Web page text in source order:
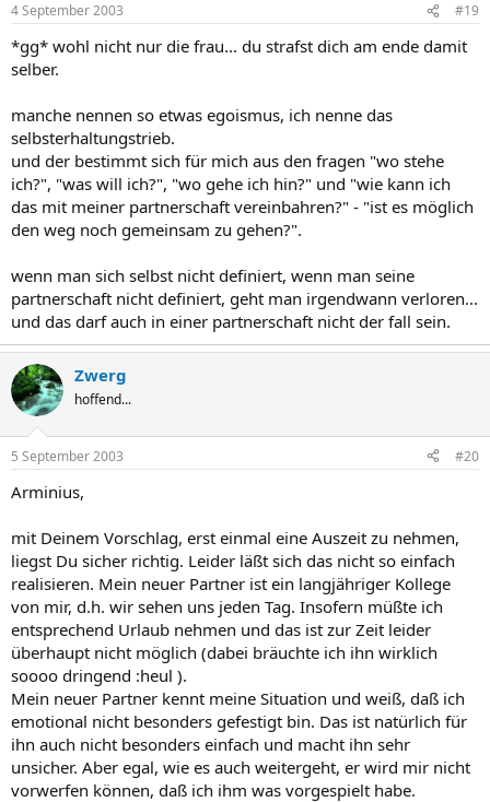
4 September 2003 #19
*gg* wohl nicht nur die frau... du strafst dich am ende damit
selber.
manche nennen so etwas egoismus, ich nenne das
selbsterhaltungstrieb.
und der bestimmt sich für mich aus den fragen "wo stehe
ich?", "was will ich?", "wo gehe ich hin?" und "wie kann ich
das mit meiner partnerschaft vereinbahren?" - "ist es möglich
den weg noch gemeinsam zu gehen?".
wenn man sich selbst nicht definiert, wenn man seine
partnerschaft nicht definiert, geht man irgendwann verloren...
und das darf auch in einer partnerschaft nicht der fall sein.
Zwerg
hoffend...
5 September 2003 #20
Arminius,
mit Deinem Vorschlag, erst einmal eine Auszeit zu nehmen,
liegst Du sicher richtig. Leider läßt sich das nicht so einfach
realisieren. Mein neuer Partner ist ein langjähriger Kollege
von mir, d.h. wir sehen uns jeden Tag. Insofern müßte ich
entsprechend Urlaub nehmen und das ist zur Zeit leider
überhaupt nicht möglich (dabei bräuchte ich ihn wirklich
soooo dringend :heul ).
Mein neuer Partner kennt meine Situation und weiß, daß ich
emotional nicht besonders gefestigt bin. Das ist natürlich für
ihn auch nicht besonders einfach und macht ihn sehr
unsicher. Aber egal, wie es auch weitergeht, er wird mir nicht
vorwerfen können, daß ich ihm was vorgespielt habe.